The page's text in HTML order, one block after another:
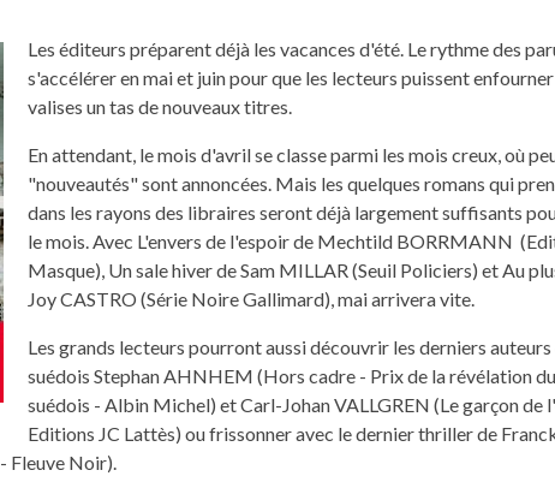
Les éditeurs préparent déjà les vacances d'été. Le rythme des
s'accélérer en mai et juin pour que les lecteurs puissent
valises un tas de nouveaux titres.
En attendant, le mois d'avril se classe parmi les mois creux, où
"nouveautés" sont annoncées. Mais les quelques romans qui
dans les rayons des libraires seront déjà largement suffisants
le mois. Avec L'envers de l'espoir de Mechtild BORRMANN
Masque), Un sale hiver de Sam MILLAR (Seuil Policiers) et Au
Joy CASTRO (Série Noire Gallimard), mai arrivera vite.
Les grands lecteurs pourront aussi découvrir les derniers
suédois Stephan AHNHEM (Hors cadre - Prix de la révélation
suédois - Albin Michel) et Carl-Johan VALLGREN (Le garçon de
Editions JC Lattès) ou frissonner avec le dernier thriller de
- Fleuve Noir).